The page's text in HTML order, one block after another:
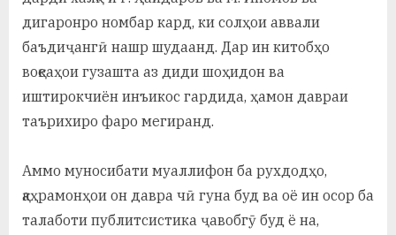
дигаронро номбар кард, ки солҳои аввали
баъдиҷангӣ нашр шудаанд. Дар ин китобҳо
воқеаҳои гузашта аз диди шоҳидон ва
иштирокчиён инъикос гардида, ҳамон давраи
таърихиро фаро мегиранд.
Аммо муносибати муаллифон ба рухдодҳо,
қаҳрамонҳои он давра чӣ гуна буд ва оё ин осор ба
талаботи публитсистика ҷавобгӯ буд ё на,